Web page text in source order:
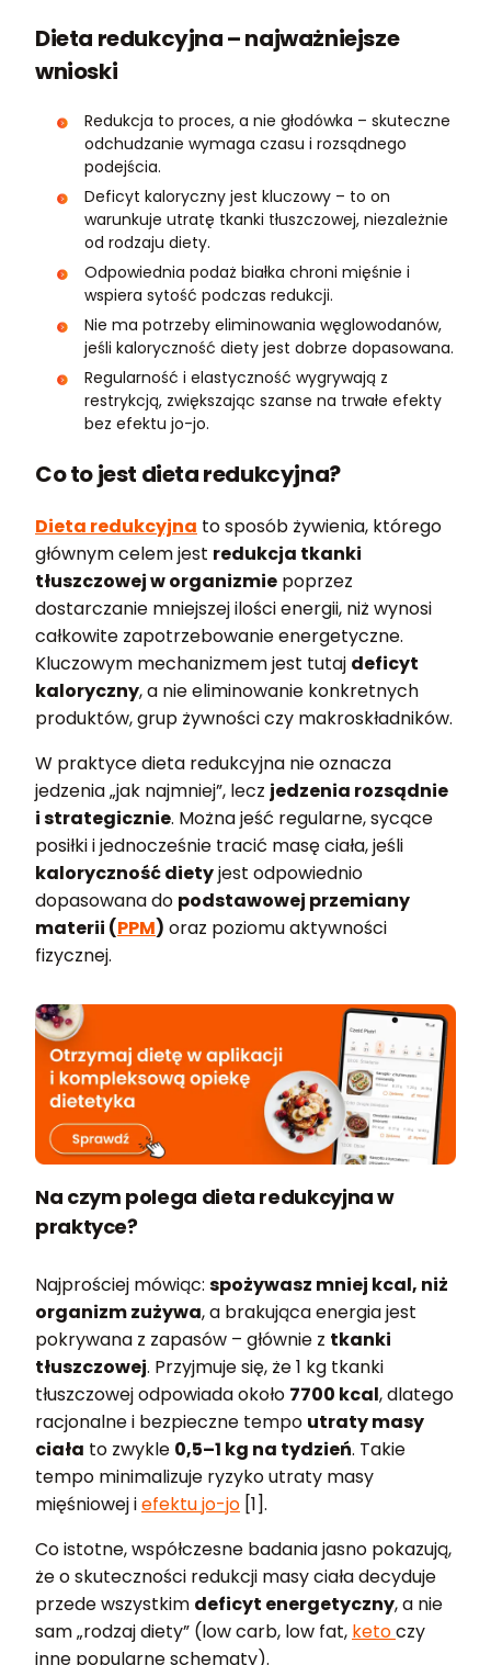
Dieta redukcyjna – najważniejsze
wnioski
Redukcja to proces, a nie głodówka – skuteczne
odchudzanie wymaga czasu i rozsądnego
podejścia.
Deficyt kaloryczny jest kluczowy – to on
warunkuje utratę tkanki tłuszczowej, niezależnie
od rodzaju diety.
Odpowiednia podaż białka chroni mięśnie i
wspiera sytość podczas redukcji.
Nie ma potrzeby eliminowania węglowodanów,
jeśli kaloryczność diety jest dobrze dopasowana.
Regularność i elastyczność wygrywają z
restrykcją, zwiększając szanse na trwałe efekty
bez efektu jo-jo.
Co to jest dieta redukcyjna?
Dieta redukcyjna to sposób żywienia, którego
głównym celem jest redukcja tkanki
tłuszczowej w organizmie poprzez
dostarczanie mniejszej ilości energii, niż wynosi
całkowite zapotrzebowanie energetyczne.
Kluczowym mechanizmem jest tutaj deficyt
kaloryczny, a nie eliminowanie konkretnych
produktów, grup żywności czy makroskładników.
W praktyce dieta redukcyjna nie oznacza
jedzenia „jak najmniej”, lecz jedzenia rozsądnie
i strategicznie. Można jeść regularne, sycące
posiłki i jednocześnie tracić masę ciała, jeśli
kaloryczność dietyjest odpowiednio
dopasowana do podstawowej przemiany
materii (PPM) oraz poziomu aktywności
fizycznej.
Na czym polega dieta redukcyjna w
praktyce?
Najprościej mówiąc: spożywasz mniej kcal, niż
organizm zużywa, a brakująca energia jest
pokrywana z zapasów – głównie z tkanki
tłuszczowej. Przyjmuje się, że 1 kg tkanki
tłuszczowej odpowiada około 7700 kcal, dlatego
racjonalne i bezpieczne tempo utraty masy
ciała to zwykle 0,5–1 kg na tydzień. Takie
tempo minimalizuje ryzyko utraty masy
mięśniowej iefektu jo-jo [1].
Co istotne, współczesne badania jasno pokazują,
że o skuteczności redukcji masy ciała decyduje
przede wszystkim deficyt energetyczny, a nie
sam „rodzaj diety” (low carb, low fat, ketoczy
inne popularne schematy).